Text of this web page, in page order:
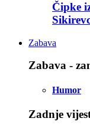
Čipke
Zabava
Zabava -
Humor
Zadnje